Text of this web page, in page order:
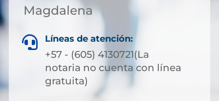
Magdalena
 Líneas de atención:
+57 - (605) 4130721(La
notaria no cuenta con línea
gratuita)